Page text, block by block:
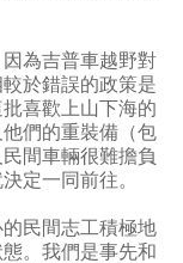
為吉普車越野對
於錯誤的政策是
喜歡上山下海的
們的重裝備（包
間車輛很難擔負
定一同前往。
民間志工積極地
。我們是事先和